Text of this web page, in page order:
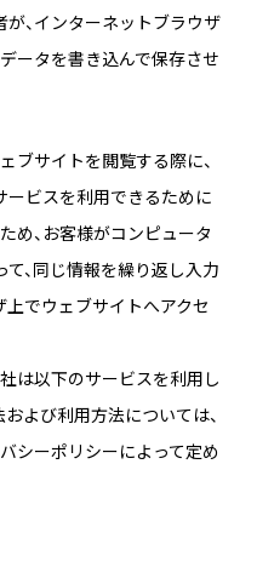
が、インターネットブラウザ
ータを書き込んで保存させ
ブサイトを閲覧する際に、
ービスを利用できるために
め、お客様がコンピュータ
、同じ情報を繰り返し入力
上でウェブサイトへアクセ
は以下のサービスを利用し
よび利用方法については、
シーポリシーによって定め